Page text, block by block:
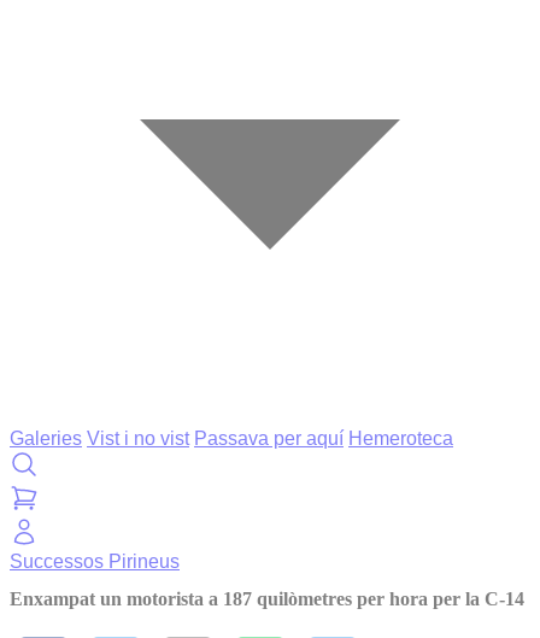
Galeries Vist i no vist Passava per aquí Hemeroteca
Successos Pirineus
Enxampat un motorista a 187 quilòmetres per hora per la C-14